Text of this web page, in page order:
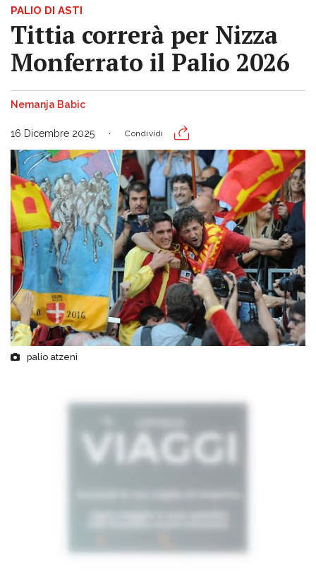
PALIO DI ASTI
Tittia correrà per Nizza
Monferrato il Palio 2026
Nemanja Babic
16 Dicembre 2025 Condividi
palio atzeni